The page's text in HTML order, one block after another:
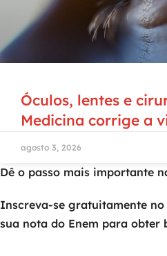
Óculos, lentes e
Medicina corrige a
agosto 3, 2026
Dê o passo mais importante
Inscreva-se gratuitamente
sua nota do Enem para obter